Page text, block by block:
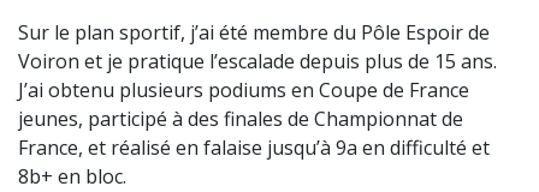
Sur le plan sportif, j’ai été membre du Pôle Espoir de
Voiron et je pratique l’escalade depuis plus de 15 ans.
J’ai obtenu plusieurs podiums en Coupe de France
jeunes, participé à des finales de Championnat de
France, et réalisé en falaise jusqu’à 9a en difficulté et
8b+ en bloc.